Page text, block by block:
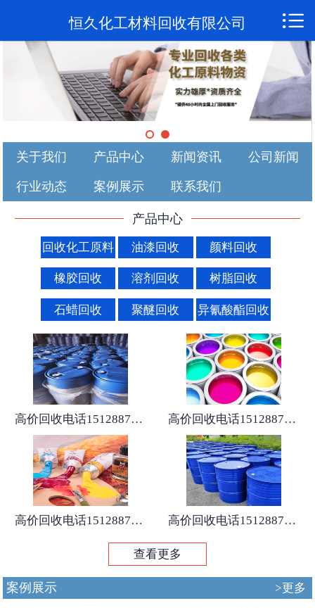
 首页
关于我们
产品中心
公司新闻
行业动态
联系我们
恒久化工材料回收有限公司 
关于我们 产品中心 新闻资讯 公司新闻
行业动态 案例展示 联系我们
产品中心
回收化工原料 油漆回收 颜料回收
橡胶回收 溶剂回收 树脂回收
石蜡回收 聚醚回收 异氰酸酯回收
高价回收电话15128875167 高价回收电话15128875167
高价回收电话15128875167 高价回收电话15128875167
查看更多
案例展示 >更多